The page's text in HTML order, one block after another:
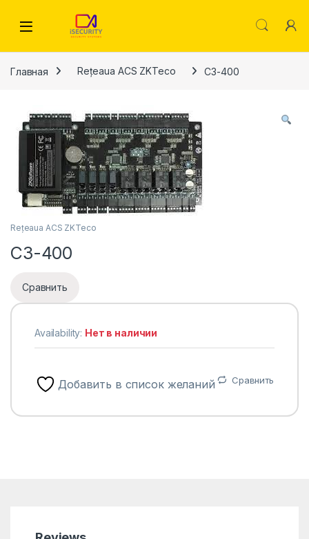
Главная Rețeaua ACS ZKTeco C3-400
Rețeaua ACS ZKTeco
C3-400
Сравнить
Availability: Нет в наличии
Добавить в список желаний Сравнить